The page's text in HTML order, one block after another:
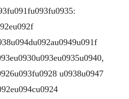
u0938u0947